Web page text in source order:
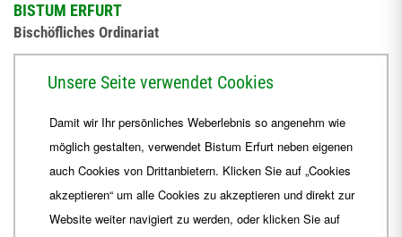
BISTUM ERFURT
Bischöfliches Ordinariat
+49 361 6572-444
ordinariat Bistum-Erfurt.de
Unsere Seite verwendet Cookies
Damit wir Ihr persönliches Weberlebnis so angenehm wie
möglich gestalten, verwendet Bistum Erfurt neben eigenen
auch Cookies von Drittanbietern. Klicken Sie auf „Cookies
akzeptieren“ um alle Cookies zu akzeptieren und direkt zur
Website weiter navigiert zu werden, oder klicken Sie auf